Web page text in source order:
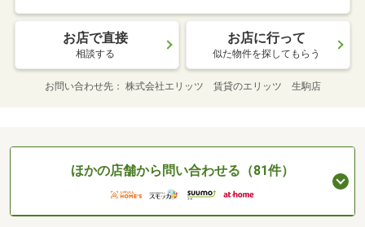
お店で直接
相談する
お店に行って
似た物件を探してもらう
お問い合わせ先 株式会社エリッツ 賃貸のエリッツ 生駒店
ほかの店舗から問い合わせる（81件）